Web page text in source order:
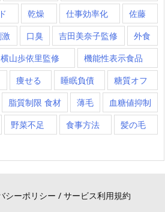
乾燥 仕事効率化
佐藤
口臭 吉田美奈子監修
外食
横山歩依里監修
機能性表示食品
痩せる 睡眠負債
糖質オフ
脂質制限 食材 薄毛
血糖値抑制
野菜不足 食事方法 髪の毛
シーポリシー / サービス利用規約